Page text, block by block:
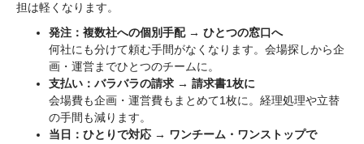
担は軽くなります。
発注：複数社への個別手配 → ひとつの窓口へ
何社にも分けて頼む手間がなくなります。会場探しから企
画・運営までひとつのチームに。
支払い：バラバラの請求 → 請求書1枚に
会場費も企画・運営費もまとめて1枚に。経理処理や立替
の手間も減ります。
当日：ひとりで対応 → ワンチーム・ワンストップで